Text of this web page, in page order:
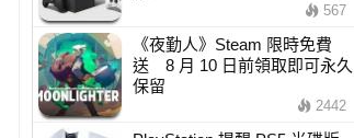
567
《夜勤人》Steam 限時免費
送 8 月 10 日前領取即可永久
保留
2442